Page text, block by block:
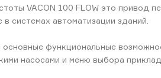
VACON 100 FLOW это привод
системах автоматизации зданий.
функциональные
насосами и меню выбора